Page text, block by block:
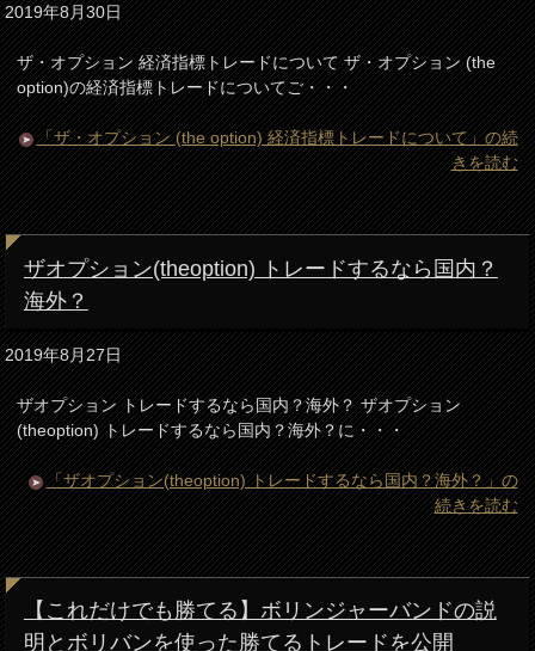
2019年8月30日
ザ・オプション 経済指標トレードについて ザ・オプション (the
option)の経済指標トレードについてご・・・
「ザ・オプション (the option) 経済指標トレードについて」の続
きを読む
ザオプション(theoption) トレードするなら国内？
海外？
2019年8月27日
ザオプション トレードするなら国内？海外？ ザオプション
(theoption) トレードするなら国内？海外？に・・・
「ザオプション(theoption) トレードするなら国内？海外？」の
続きを読む
【これだけでも勝てる】ボリンジャーバンドの説
明とボリバンを使った勝てるトレードを公開